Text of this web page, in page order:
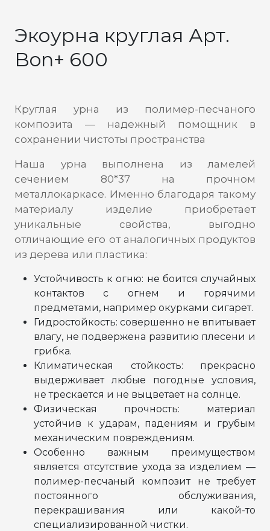
Экоурна круглая Арт.
Bon+ 600
Круглая урна из полимер-песчаного
композита — надежный помощник в
сохранении чистоты пространства
Наша урна выполнена из ламелей
сечением 80*37 на прочном
металлокаркасе. Именно благодаря такому
материалу изделие приобретает
уникальные свойства, выгодно
отличающие его от аналогичных продуктов
из дерева или пластика:
Устойчивость к огню: не боится случайных
контактов с огнем и горячими
предметами, например окурками сигарет.
Гидростойкость: совершенно не впитывает
влагу, не подвержена развитию плесени и
грибка.
Климатическая стойкость: прекрасно
выдерживает любые погодные условия,
не трескается и не выцветает на солнце.
Физическая прочность: материал
устойчив к ударам, падениям и грубым
механическим повреждениям.
Особенно важным преимуществом
является отсутствие ухода за изделием —
полимер-песчаный композит не требует
постоянного обслуживания,
перекрашивания или какой-то
специализированной чистки.